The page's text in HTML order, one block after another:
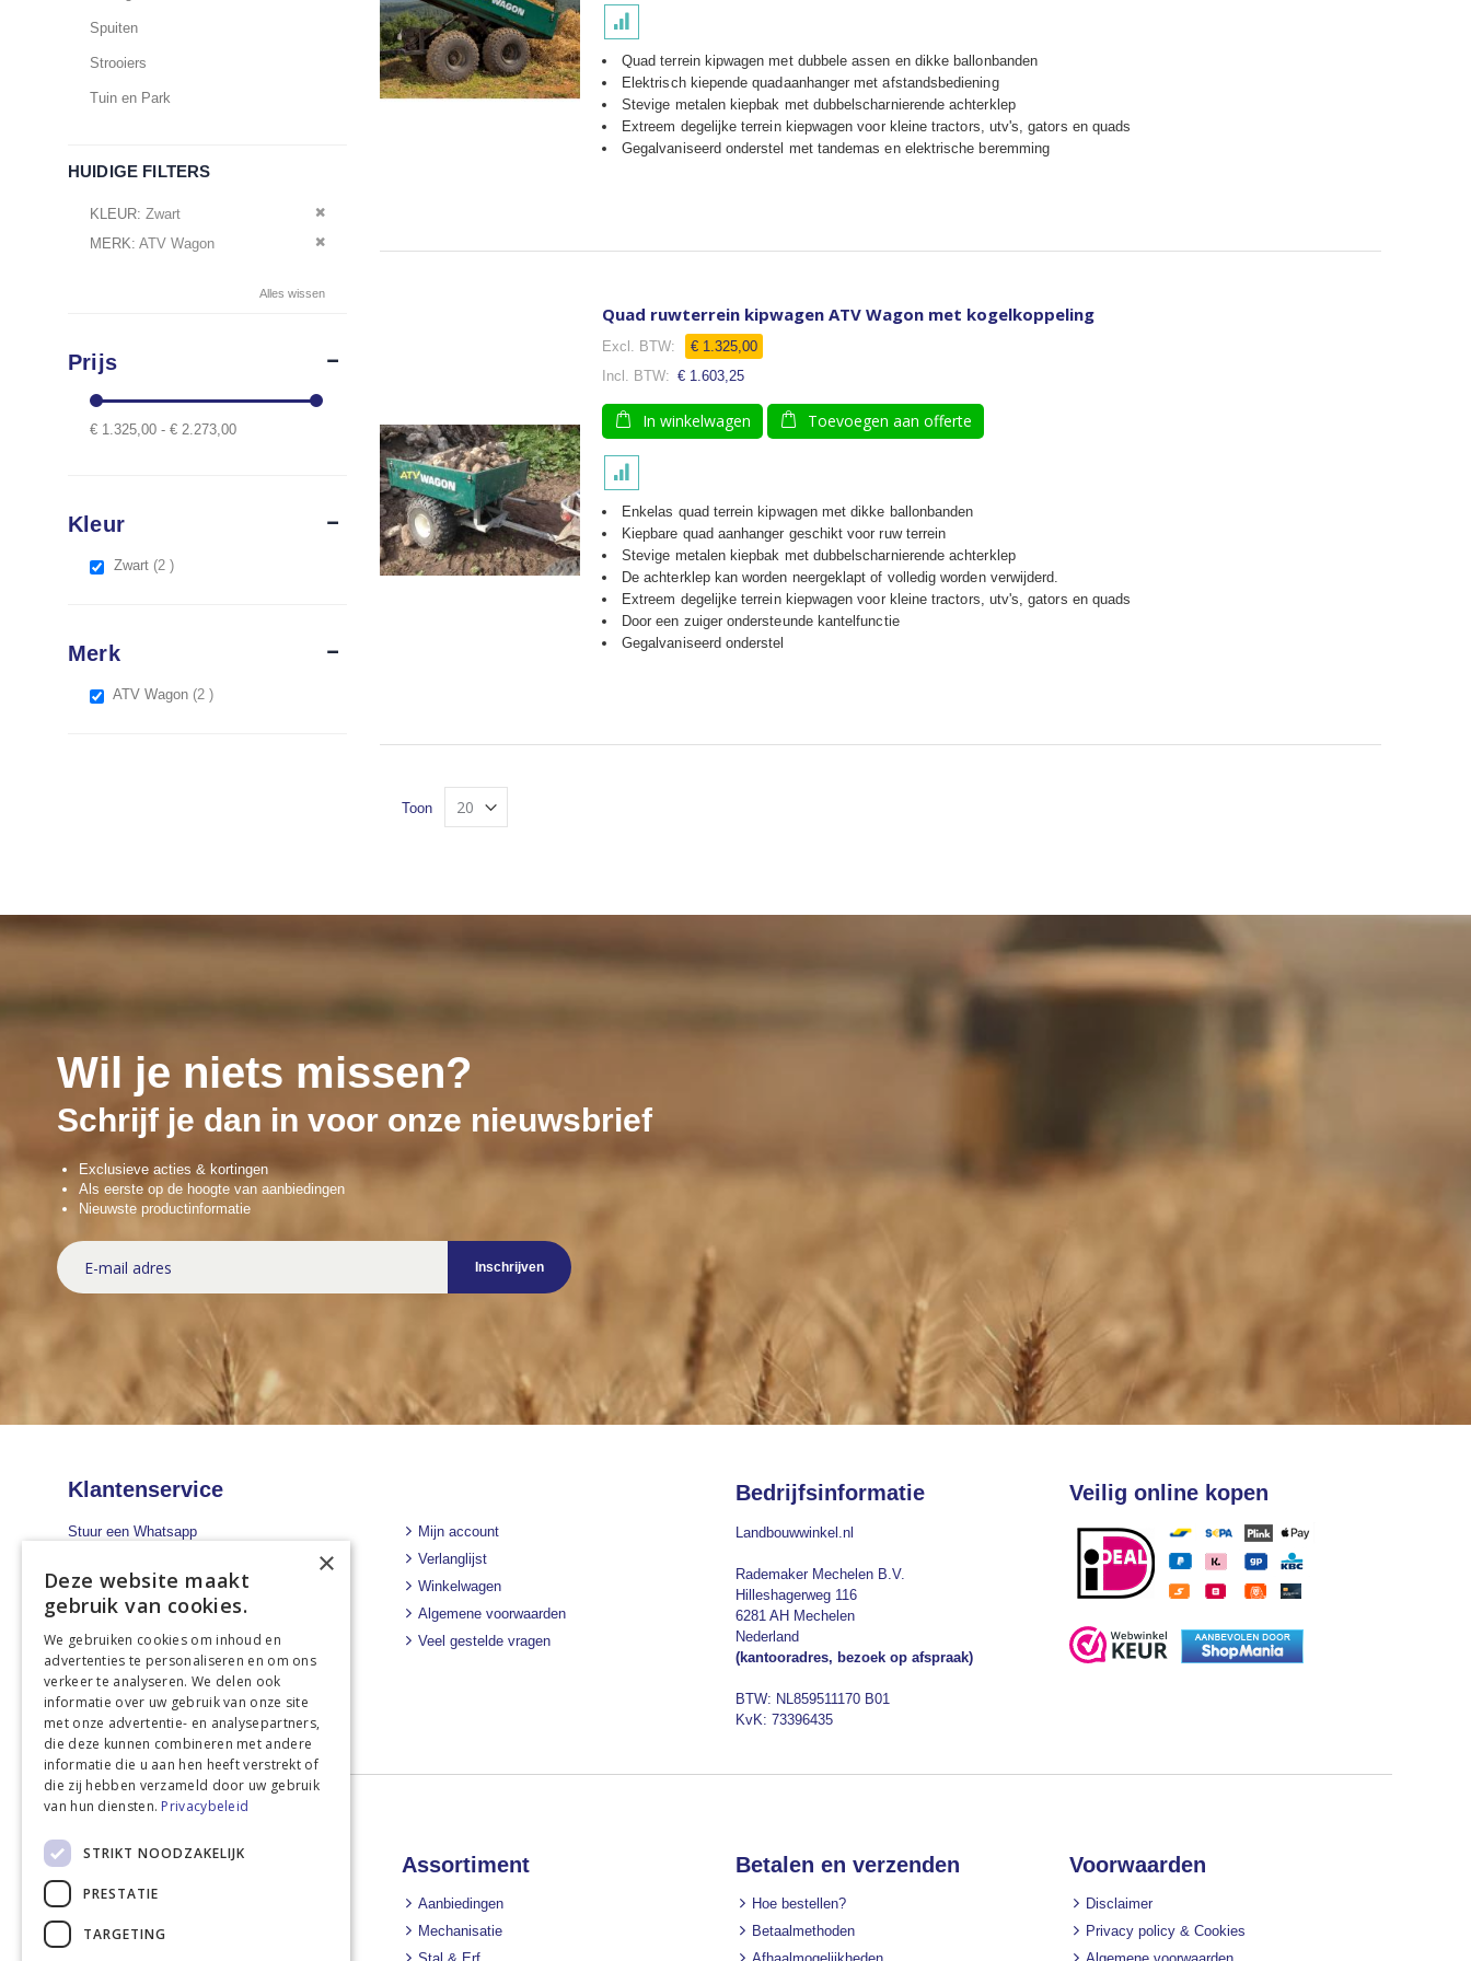
Quad terrein kipwagen met dubbele assen en dikke ballonbanden
Elektrisch kiepende quadaanhanger met afstandsbediening
Stevige metalen kiepbak met dubbelscharnierende achterklep
Extreem degelijke terrein kiepwagen voor kleine tractors, utv's, gators en quads
Gegalvaniseerd onderstel met tandemas en elektrische beremming
Quad ruwterrein kipwagen ATV Wagon met kogelkoppeling
€ 1.325,00
Speciale
€ 1.603,25
In winkelwagen Toevoegen aan offerte
Enkelas quad terrein kipwagen met dikke ballonbanden
Kiepbare quad aanhanger geschikt voor ruw terrein
Stevige metalen kiepbak met dubbelscharnierende achterklep
De achterklep kan worden neergeklapt of volledig worden verwijderd.
Extreem degelijke terrein kiepwagen voor kleine tractors, utv's, gators en quads
Door een zuiger ondersteunde kantelfunctie
Gegalvaniseerd onderstel
Toon
Spuiten
Strooiers
Tuin en Park
HUIDIGE FILTERS
KLEUR Zwart
Verwijder dit artikel
MERK ATV Wagon Verwijder dit artikel
Alles wissen
Prijs
€ 1.325,00 - € 2.273,00
Kleur
Zwart 2 items
Merk
ATV Wagon 2 items
Wil je niets missen?
Schrijf je dan in voor onze nieuwsbrief
Exclusieve acties & kortingen
Als eerste op de hoogte van aanbiedingen
Nieuwste productinformatie
Abonneer
u
op
Inschrijven
Klantenservice
Stuur een Whatsapp
Bel ons direct
+31 43 455 2665
Stuur een e-mail
info@landbouwwinkel.nl
Mijn account
Verlanglijst
Winkelwagen
Algemene voorwaarden
Veel gestelde vragen
Bedrijfsinformatie
Landbouwwinkel.nl
Rademaker Mechelen B.V.
Hilleshagerweg 116
6281 AH Mechelen
Nederland
(kantooradres, bezoek op afspraak)
BTW: NL859511170 B01
KvK: 73396435
Veilig online kopen
Landbouwwinkel
Nieuws
Nieuwsbrief
Assortiment
Aanbiedingen
Mechanisatie
Betalen en verzenden
Hoe bestellen?
Betaalmethoden
Voorwaarden
Disclaimer
Privacy policy & Cookies
×
Deze website maakt
gebruik van cookies.
We gebruiken cookies om inhoud en
advertenties te personaliseren en om ons
verkeer te analyseren. We delen ook
informatie over uw gebruik van onze site
met onze advertentie- en analysepartners,
die deze kunnen combineren met andere
informatie die u aan hen heeft verstrekt of
die zij hebben verzameld door uw gebruik
van hun diensten. Privacybeleid
STRIKT NOODZAKELIJK
PRESTATIE
TARGETING